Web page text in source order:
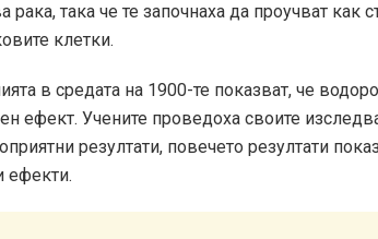
рака, така че те започнаха да проучват
клетки.
в средата на 1900-те показват, че
ефект. Учените проведоха своите
резултати, повечето резултати
ефекти.